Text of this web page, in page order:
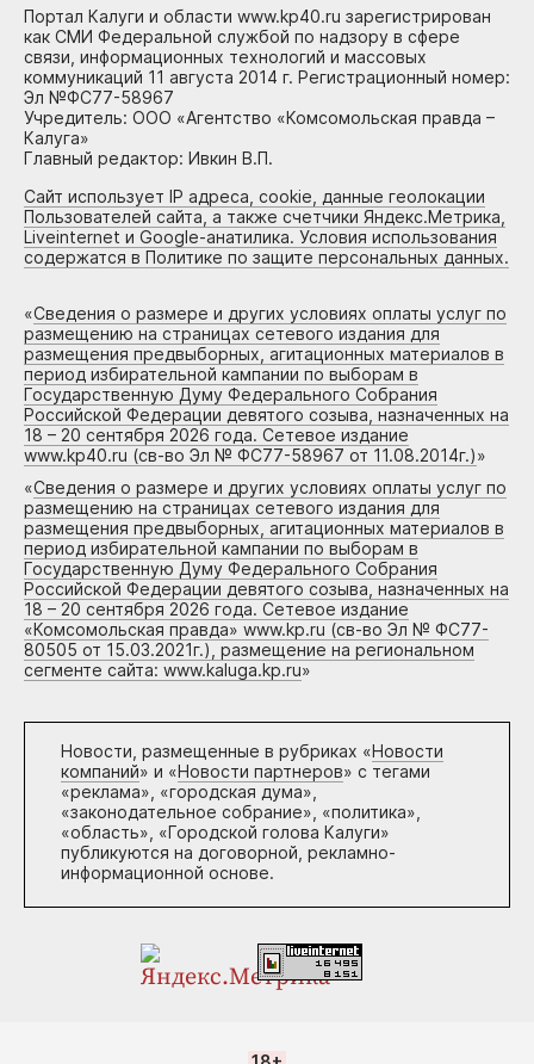
Портал Калуги и области www.kp40.ru зарегистрирован
как СМИ Федеральной службой по надзору в сфере
связи, информационных технологий и массовых
коммуникаций 11 августа 2014 г. Регистрационный номер:
Эл №ФС77-58967
Учредитель: ООО «Агентство «Комсомольская правда –
Калуга»
Главный редактор: Ивкин В.П.
Сайт использует IP адреса, cookie, данные геолокации
Пользователей сайта, а также счетчики Яндекс.Метрика,
Liveinternet и Google-анатилика. Условия использования
содержатся в Политике по защите персональных данных.
«Сведения о размере и других условиях оплаты услуг по
размещению на страницах сетевого издания для
размещения предвыборных, агитационных материалов в
период избирательной кампании по выборам в
Государственную Думу Федерального Собрания
Российской Федерации девятого созыва, назначенных на
18 – 20 сентября 2026 года. Сетевое издание
www.kp40.ru (св-во Эл № ФС77-58967 от 11.08.2014г.)»
«Сведения о размере и других условиях оплаты услуг по
размещению на страницах сетевого издания для
размещения предвыборных, агитационных материалов в
период избирательной кампании по выборам в
Государственную Думу Федерального Собрания
Российской Федерации девятого созыва, назначенных на
18 – 20 сентября 2026 года. Сетевое издание
«Комсомольская правда» www.kp.ru (св-во Эл № ФС77-
80505 от 15.03.2021г.), размещение на региональном
сегменте сайта: www.kaluga.kp.ru»
Новости, размещенные в рубриках «Новости
компаний» и «Новости партнеров» с тегами
«реклама», «городская дума»,
«законодательное собрание», «политика»,
«область», «Городской голова Калуги»
публикуются на договорной, рекламно-
информационной основе.